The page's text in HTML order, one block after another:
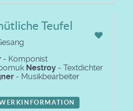
Teufel
- Komponist
Nestroy - Textdichter
- Musikbearbeiter